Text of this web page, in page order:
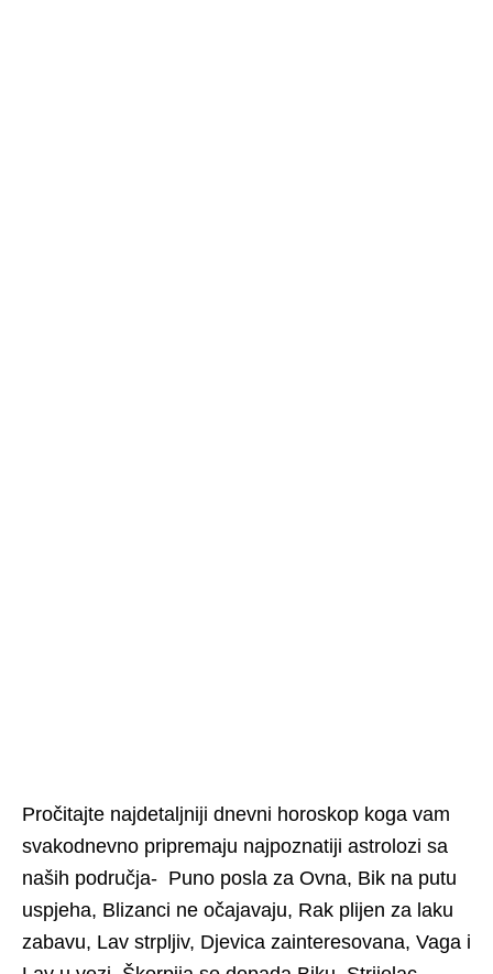
Pročitajte najdetaljniji dnevni horoskop koga vam
svakodnevno pripremaju najpoznatiji astrolozi sa
naših područja- Puno posla za Ovna, Bik na putu
uspjeha, Blizanci ne očajavaju, Rak plijen za laku
zabavu, Lav strpljiv, Djevica zainteresovana, Vaga i